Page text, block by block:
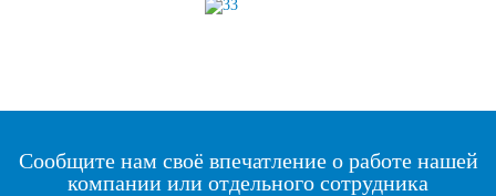
Сообщите нам своё впечатление о работе нашей
компании или отдельного сотрудника